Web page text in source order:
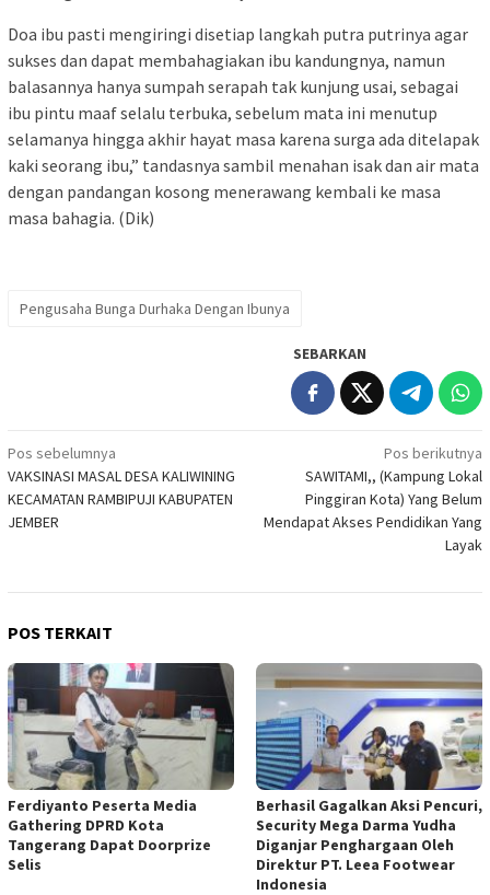
Doa ibu pasti mengiringi disetiap langkah putra putrinya agar
sukses dan dapat membahagiakan ibu kandungnya, namun
balasannya hanya sumpah serapah tak kunjung usai, sebagai
ibu pintu maaf selalu terbuka, sebelum mata ini menutup
selamanya hingga akhir hayat masa karena surga ada ditelapak
kaki seorang ibu,” tandasnya sambil menahan isak dan air mata
dengan pandangan kosong menerawang kembali ke masa
masa bahagia. (Dik)
Pengusaha Bunga Durhaka Dengan Ibunya
SEBARKAN
Navigasi
pos
Pos sebelumnya
VAKSINASI MASAL DESA KALIWINING
KECAMATAN RAMBIPUJI KABUPATEN
JEMBER
Pos berikutnya
SAWITAMI,, (Kampung Lokal
Pinggiran Kota) Yang Belum
Mendapat Akses Pendidikan Yang
Layak
POS TERKAIT
Ferdiyanto Peserta Media
Gathering DPRD Kota
Tangerang Dapat Doorprize
Selis
Berhasil Gagalkan Aksi Pencuri,
Security Mega Darma Yudha
Diganjar Penghargaan Oleh
Direktur PT. Leea Footwear
Indonesia